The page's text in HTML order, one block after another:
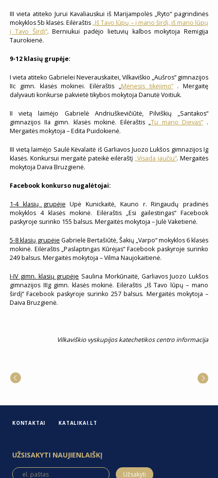
III vieta atiteko Jurui Kavaliauskui iš Marijampolės „Ryto“ pagrindinės
mokyklos 5b klasės. Eilėraštis „Iš Tavo lūpų – į mano širdį, iš mano lūpų
į Tavo Širdį“. Berniukui padėjo lietuvių kalbos mokytoja Remigija
Taurokienė.
9-12 klasių grupėje:
I vieta atiteko Gabrielei Neverauskaitei, Vilkaviškio „Aušros“ gimnazijos
IIc gimn. klasės mokinei. Eilėraštis „Mėnesis tikėjimo”. Mergaitę
dalyvauti konkurse pakvietė tikybos mokytoja Danutė Voitiuk.
II vietą laimėjo Gabrielė Andriuškevičiūtė, Pilviškių „Santakos“
gimnazijos IIa gimn. klasės mokinė. Eilėraštis „Tu mano Dievas” .
Mergaitės mokytoja – Edita Puidokienė.
III vietą laimėjo Saulė Kėvalaitė iš Garliavos Juozo Lukšos gimnazijos Ig
klasės. Konkursui mergaitė pateikė eilėraštį „Visada jaučiu“. Mergaitės
mokytoja Daiva Bruzgienė.
Facebook konkurso nugalėtojai:
1-4 klasių grupėje Upė Kunickaitė, Kauno r. Ringaudų pradinės
mokyklos 4 klasės mokinė. Eilėraštis „Esi gailestingas“ Facebook
paskyroje surinko 155 balsus. Mergaitės mokytoja – Julė Vaketienė.
5-8 klasių grupėje Gabrielė Bertašiūtė, Šakių „Varpo“ mokyklos 6 klasės
mokinė. Eilėraštis „Paslaptingas Kūrėjas“ Facebook paskyroje surinko
249 balsus. Mergaitės mokytoja – Vilma Naujokaitienė.
I-IV gimn. klasių grupėje Saulina Morkūnaitė, Garliavos Juozo Lukšos
gimnazijos IIIg gimn. klasės mokinė. Eilėraštis „Iš Tavo lūpų – mano
širdį“ Facebook paskyroje surinko 257 balsus. Mergaitės mokytoja –
Daiva Bruzgienė.
Vilkaviškio vyskupijos katechetikos centro informacija
KONTAKTAI KATALIKAI.LT
UŽSISAKYTI NAUJIENLAIŠKĮ